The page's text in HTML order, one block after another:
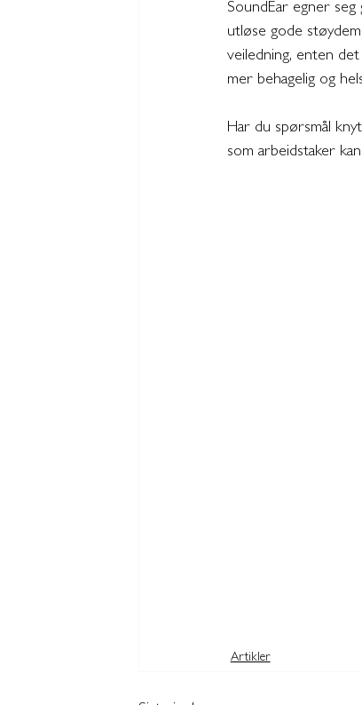
SoundEar egner
utløse gode
veiledning, enten
mer behagelig og
Har du spørsmål
som arbeidstaker
Artikler